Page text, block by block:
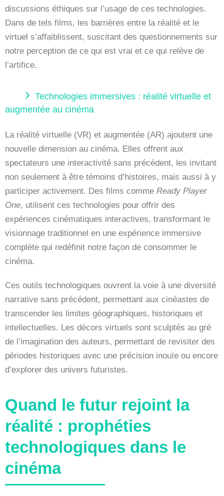
discussions éthiques sur l’usage de ces technologies.
Dans de tels films, les barrières entre la réalité et le
virtuel s’affaiblissent, suscitant des questionnements sur
notre perception de ce qui est vrai et ce qui relève de
l’artifice.
Technologies immersives : réalité virtuelle et
augmentée au cinéma
La réalité virtuelle (VR) et augmentée (AR) ajoutent une
nouvelle dimension au cinéma. Elles offrent aux
spectateurs une interactivité sans précédent, les invitant
non seulement à être témoins d’histoires, mais aussi à y
participer activement. Des films comme Ready Player
One, utilisent ces technologies pour offrir des
expériences cinématiques interactives, transformant le
visionnage traditionnel en une expérience immersive
complète qui redéfinit notre façon de consommer le
cinéma.
Ces outils technologiques ouvrent la voie à une diversité
narrative sans précédent, permettant aux cinéastes de
transcender les limites géographiques, historiques et
intellectuelles. Les décors virtuels sont sculptés au gré
de l’imagination des auteurs, permettant de revisiter des
périodes historiques avec une précision inouïe ou encore
d’explorer des univers futuristes.
Quand le futur rejoint la
réalité : prophéties
technologiques dans le
cinéma